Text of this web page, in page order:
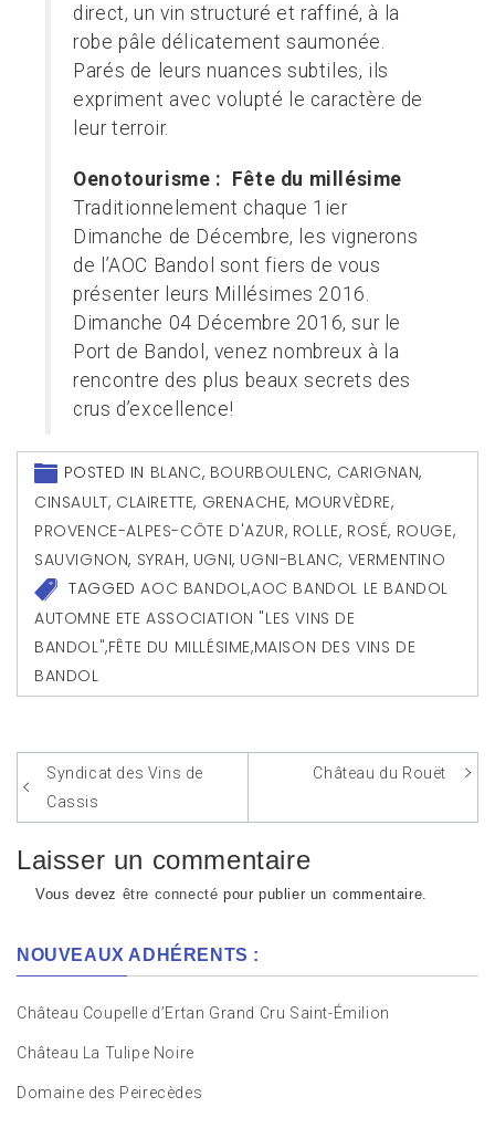
direct, un vin structuré et raffiné, à la
robe pâle délicatement saumonée.
Parés de leurs nuances subtiles, ils
expriment avec volupté le caractère de
leur terroir.
Oenotourisme : Fête du millésime
Traditionnelement chaque 1ier
Dimanche de Décembre, les vignerons
de l’AOC Bandol sont fiers de vous
présenter leurs Millésimes 2016.
Dimanche 04 Décembre 2016, sur le
Port de Bandol, venez nombreux à la
rencontre des plus beaux secrets des
crus d’excellence!
POSTED IN BLANC, BOURBOULENC, CARIGNAN,
CINSAULT, CLAIRETTE, GRENACHE, MOURVÈDRE,
PROVENCE-ALPES-CÔTE D'AZUR, ROLLE, ROSÉ, ROUGE,
SAUVIGNON, SYRAH, UGNI, UGNI-BLANC, VERMENTINO
TAGGEDAOC BANDOL,AOC BANDOL LE BANDOL
AUTOMNE ETE ASSOCIATION "LES VINS DE
BANDOL",FÊTE DU MILLÉSIME,MAISON DES VINS DE
BANDOL
Navigation
de
l’article
Syndicat des Vins de
Cassis
Château du Rouët
Laisser un commentaire
Vous devez être connecté pour publier un commentaire.
NOUVEAUX ADHÉRENTS :
Château Coupelle d’Ertan Grand Cru Saint-Émilion
Château La Tulipe Noire
Domaine des Peirecèdes